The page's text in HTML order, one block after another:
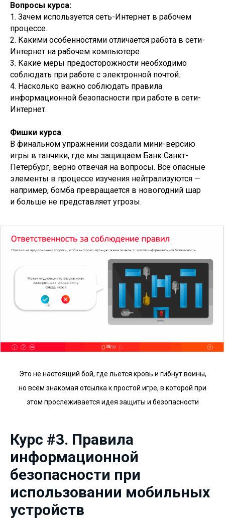
Вопросы курса:
1. Зачем используется сеть-Интернет в рабочем
процессе.
2. Какими особенностями отличается работа в сети-
Интернет на рабочем компьютере.
3. Какие меры предосторожности необходимо
соблюдать при работе с электронной почтой.
4. Насколько важно соблюдать правила
информационной безопасности при работе в сети-
Интернет.
Фишки курса
В финальном упражнении создали мини-версию
игры в танчики, где мы защищаем Банк Санкт-
Петербург, верно отвечая на вопросы. Все опасные
элементы в процессе изучения нейтрализуются —
например, бомба превращается в новогодний шар
и больше не представляет угрозы.
Это не настоящий бой, где льется кровь и гибнут воины,
но всем знакомая отсылка к простой игре, в которой при
этом прослеживается идея защиты и безопасности
Курс #3. Правила
информационной
безопасности при
использовании мобильных
устройств